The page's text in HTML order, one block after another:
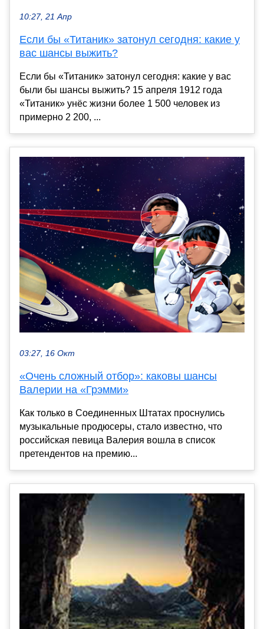
10:27, 21 Апр
Если бы «Титаник» затонул сегодня: какие у
вас шансы выжить?
Если бы «Титаник» затонул сегодня: какие у вас
были бы шансы выжить? 15 апреля 1912 года
«Титаник» унёс жизни более 1 500 человек из
примерно 2 200, ...
03:27, 16 Окт
«Очень сложный отбор»: каковы шансы
Валерии на «Грэмми»
Как только в Соединенных Штатах проснулись
музыкальные продюсеры, стало известно, что
российская певица Валерия вошла в список
претендентов на премию...